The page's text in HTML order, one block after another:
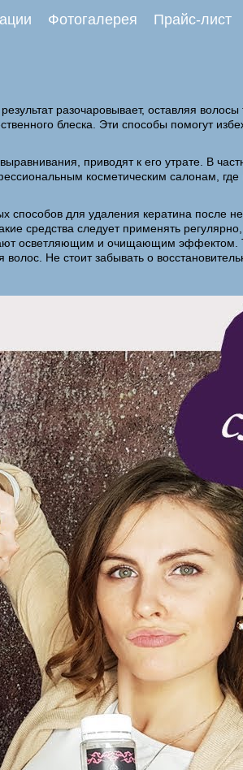
Фотогалерея Прайс-лист
разочаровывает, оставляя
блеска. Эти способы помогут
приводят к его утрате. В
косметическим салонам,
способов для удаления кератина после
средства следует применять
осветляющим и очищающим эффектом.
Не стоит забывать о